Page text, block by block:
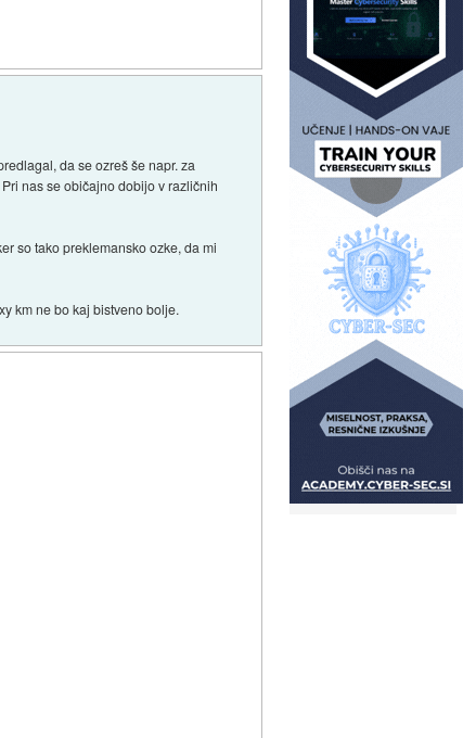
da se ozreš še napr. za
nas se običajno dobijo v različnih
so tako preklemansko ozke, da mi
km ne bo kaj bistveno bolje.